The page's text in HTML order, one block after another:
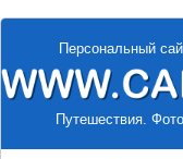
Персональный
Путешествия.